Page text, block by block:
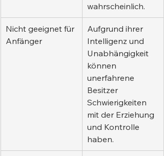
wahrscheinlich.
Nicht geeignet für
Anfänger
Aufgrund ihrer
Intelligenz und
Unabhängigkeit
können
unerfahrene
Besitzer
Schwierigkeiten
mit der Erziehung
und Kontrolle
haben.